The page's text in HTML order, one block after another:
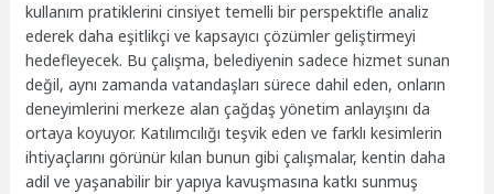
kullanım pratiklerini cinsiyet temelli bir perspektifle analiz
ederek daha eşitlikçi ve kapsayıcı çözümler geliştirmeyi
hedefleyecek. Bu çalışma, belediyenin sadece hizmet sunan
değil, aynı zamanda vatandaşları sürece dahil eden, onların
deneyimlerini merkeze alan çağdaş yönetim anlayışını da
ortaya koyuyor. Katılımcılığı teşvik eden ve farklı kesimlerin
ihtiyaçlarını görünür kılan bunun gibi çalışmalar, kentin daha
adil ve yaşanabilir bir yapıya kavuşmasına katkı sunmuş